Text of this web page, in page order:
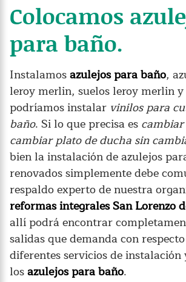
Colocamos
para baño.
Instalamosazulejos para baño,
leroy merlin, suelos leroy merlin y
podríamos instalar vinilos para
baño. Si lo que precisa es
cambiar plato de ducha sin
bien la instalación de azulejos
renovados simplemente debe
respaldo experto de nuestra
reformas integrales San Lorenzo
allí podrá encontrar
salidas que demanda con
diferentes servicios de instalación
losazulejos para baño.